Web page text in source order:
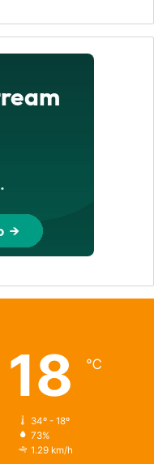
18 ℃
34º - 18º
73%
1.29 km/h